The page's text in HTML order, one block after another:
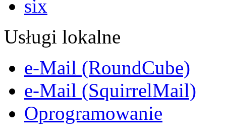
Usługi lokalne
e-Mail (RoundCube)
e-Mail (SquirrelMail)
Oprogramowanie